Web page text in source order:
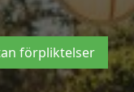
förpliktelser